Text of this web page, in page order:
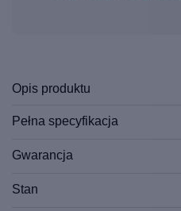
Opis produktu
Pełna specyfikacja
Gwarancja
Stan